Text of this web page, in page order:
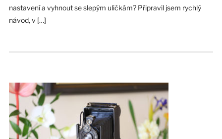
nastavení a vyhnout se slepým uličkám? Připravil jsem rychlý
návod, v […]